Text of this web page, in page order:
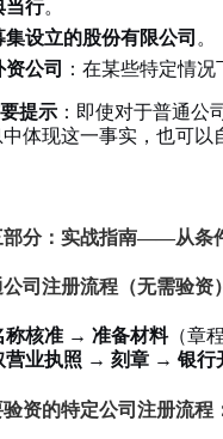
当行。
集设立的股份有限公司 。
资公司
：在某些特定情
提示 ：即使对于普通公
体现这一事实，也可以
部分：实战指南——从条
司注册流程（无需验资
称核准 → 准备材料（章
营业执照 → 刻章 →银行
验资的特定公司注册流程